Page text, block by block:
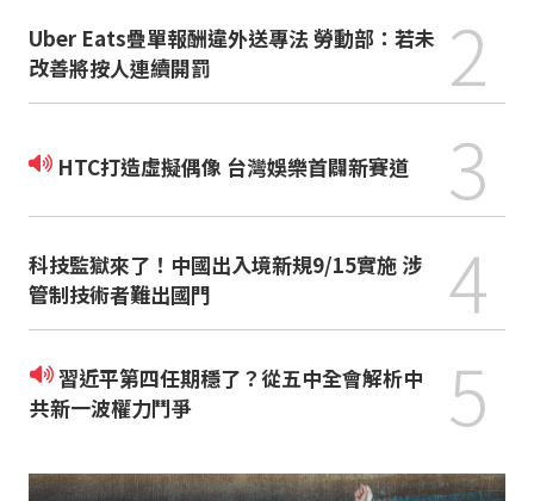
Uber Eats疊單報酬違外送專法 勞動部：若未
改善將按人連續開罰
2
HTC打造虛擬偶像 台灣娛樂首闢新賽道 3
科技監獄來了！中國出入境新規9/15實施 涉
管制技術者難出國門
4
習近平第四任期穩了？從五中全會解析中
共新一波權力鬥爭
5